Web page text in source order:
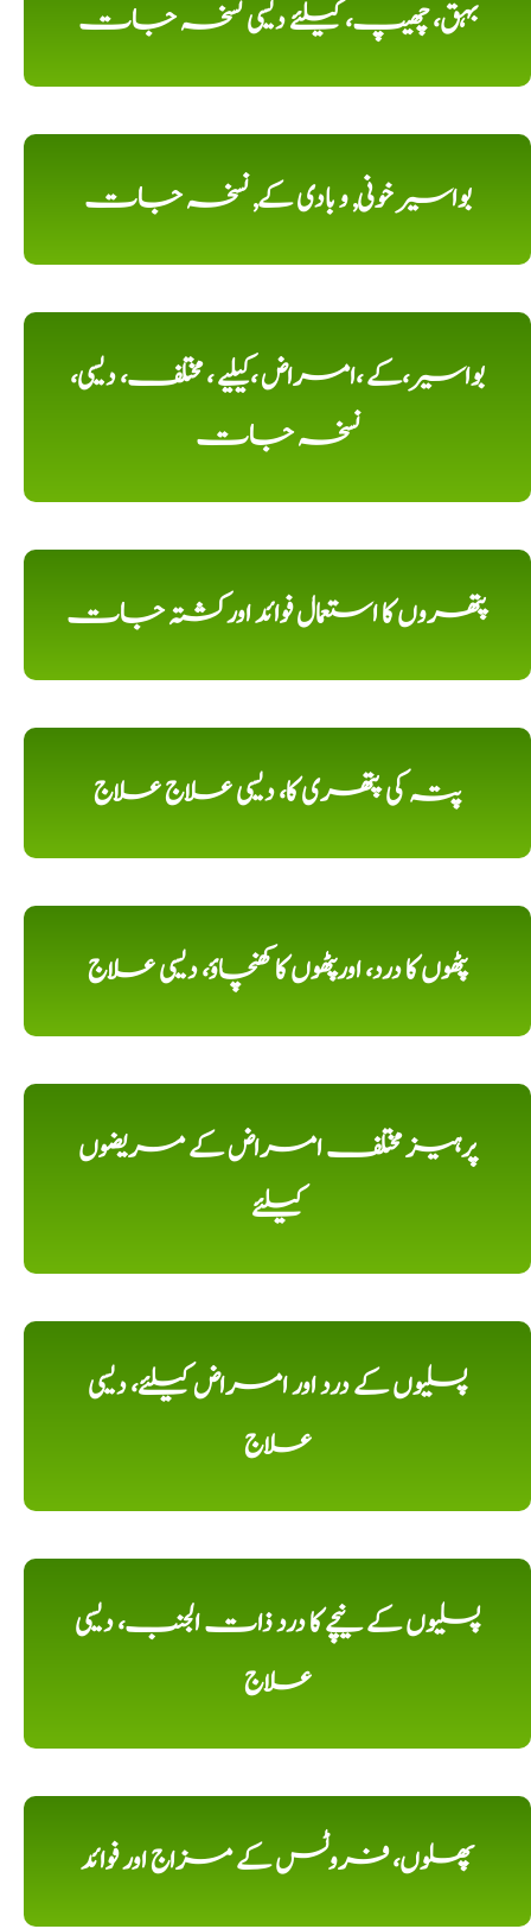
بہق، چھیپ، کیلئے دیسی نسخہ جات
بواسیر خونی, و بادی کے, نسخہ جات
بواسیر،کے ،امراض ،کیلیے ، مختلف، دیسی،
نسخہ جات
پتھروں کا استعمال فوائد اورکشتہ جات
پتہ کی پتھری کا، دیسی علاج علاج
پٹھوں کا درد، اورپٹھوں کا کھنچاؤ، دیسی علاج
پرہیز مختلف امراض کے مریضوں
کیلئے
پسلیوں کے درد اور امراض کیلئے، دیسی
علاج
پسلیوں کے نیچے کا درد ذات الجنب، دیسی
علاج
پھلوں، فروٹس کے مزاج اور فوائد